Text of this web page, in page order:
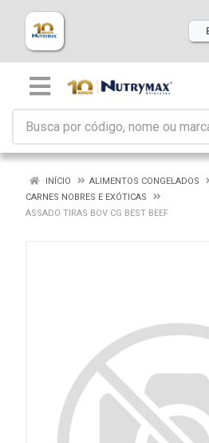
INÍCIO
ALIMENTOS CONGELADOS
CARNES NOBRES E EXÓTICAS
ASSADO TIRAS BOV CG BEST BEEF